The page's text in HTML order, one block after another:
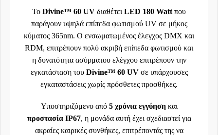
Το Divine™ 60 UV διαθέτει LED 180 Watt που
παράγουν υψηλά επίπεδα φωτισμού UV σε μήκος
κύματος 365nm. Ο ενσωματωμένος έλεγχος DMX και
RDM, επιτρέπουν πολύ ακριβή επίπεδα φωτισμού και
η δυνατότητα ασύρματου ελέγχου επιτρέπουν την
εγκατάσταση του Divine™ 60 UV σε υπάρχουσες
εγκαταστάσεις χωρίς πρόσθετες προσθήκες.
Υποστηριζόμενο από 5 χρόνια εγγύησηκαι
προστασία IP67, η μονάδα αυτή έχει σχεδιαστεί για
ακραίες καιρικές συνθήκες, επιτρέποντάς της να